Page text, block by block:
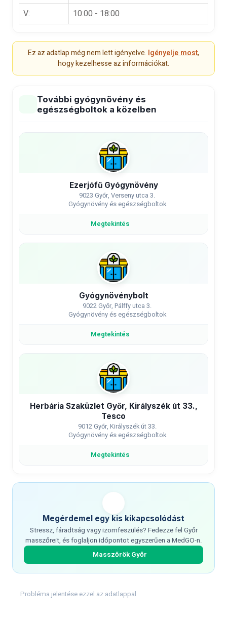
V:
10:00 - 18:00
Ez az adatlap még nem lett igényelve. Igényelje most,
hogy kezelhesse az információkat.
További gyógynövény és
egészségboltok a közelben
Ezerjófű Gyógynövény
9023 Győr, Verseny utca 3.
Gyógynövény és egészségboltok
Megtekintés
Gyógynövénybolt
9022 Győr, Pálffy utca 3.
Gyógynövény és egészségboltok
Megtekintés
Herbária Szaküzlet Győr, Királyszék út 33.,
Tesco
9012 Győr, Királyszék út 33.
Gyógynövény és egészségboltok
Megtekintés
Megérdemel egy kis kikapcsolódást
Stressz, fáradtság vagy izomfeszülés? Fedezze fel Győr
masszőreit, és foglaljon időpontot egyszerűen a MedGO-n.
Masszőrök Győr
Probléma jelentése ezzel az adatlappal